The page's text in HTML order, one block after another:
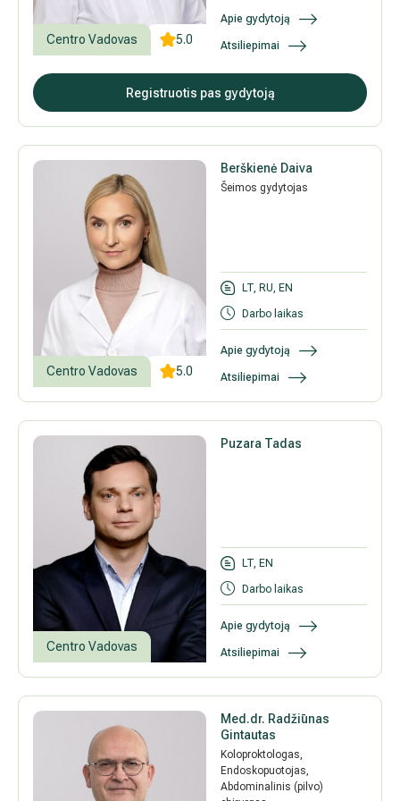
5.0
Centro Vadovas
Apie gydytoją
Atsiliepimai
Registruotis pas gydytoją
5.0
Centro Vadovas
Berškienė Daiva
Šeimos gydytojas
LT, RU, EN
Darbo laikas
Apie gydytoją
Atsiliepimai
Centro Vadovas
Puzara Tadas
LT, EN
Darbo laikas
Apie gydytoją
Atsiliepimai
Med.dr. Radžiūnas
Gintautas
Koloproktologas,
Endoskopuotojas,
Abdominalinis (pilvo)
Išsiplėtusių kojų venų gydymas
Mamologija (Krūtų onkochirurgija)
Hila paslaugos
Sveikatos patarimai